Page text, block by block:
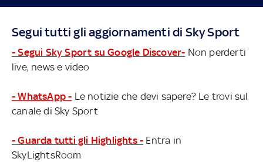
Segui tutti gli aggiornamenti di Sky Sport
- Segui Sky Sport su Google Discover- Non perderti
live, news e video
- WhatsApp - Le notizie che devi sapere? Le trovi sul
canale di Sky Sport
- Guarda tutti gli Highlights - Entra in
SkyLightsRoom